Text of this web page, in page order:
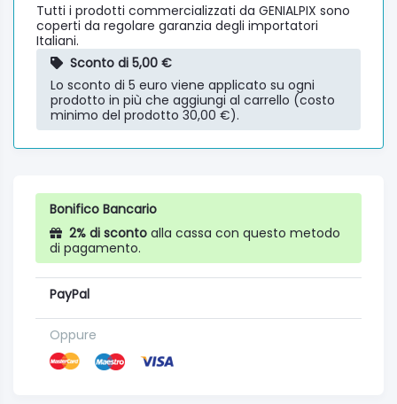
Tutti i prodotti commercializzati da GENIALPIX sono
coperti da regolare garanzia degli importatori
Italiani.
Sconto di 5,00 €
Lo sconto di 5 euro viene applicato su ogni
prodotto in più che aggiungi al carrello (costo
minimo del prodotto 30,00 €).
Bonifico Bancario
2% di sconto alla cassa con questo metodo
di pagamento.
PayPal
Oppure